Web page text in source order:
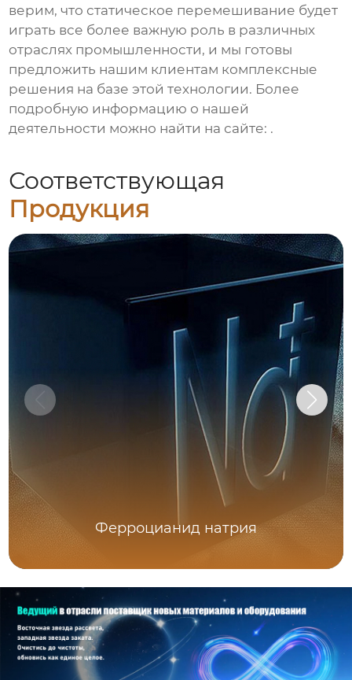
верим, что статическое перемешивание будет
играть все более важную роль в различных
отраслях промышленности, и мы готовы
предложить нашим клиентам комплексные
решения на базе этой технологии. Более
подробную информацию о нашей
деятельности можно найти на сайте: .
Соответствующая
Продукция
Ферроцианид натрия